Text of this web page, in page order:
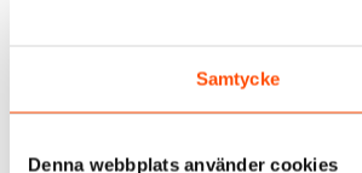
Samtycke
Denna webbplats använder cookies